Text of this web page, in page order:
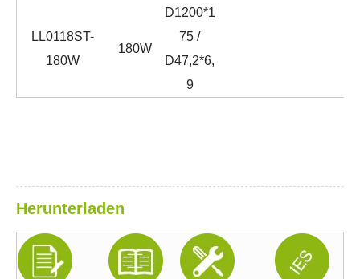
LL0118ST-
180W
180W
D1200*1
75 /
D47,2*6,
9
Herunterladen